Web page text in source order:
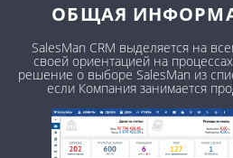
ОБЩАЯ
SalesMan CRM выделяется на
своей ориентацией на
решение о выборе SalesMan из
если Компания занимается